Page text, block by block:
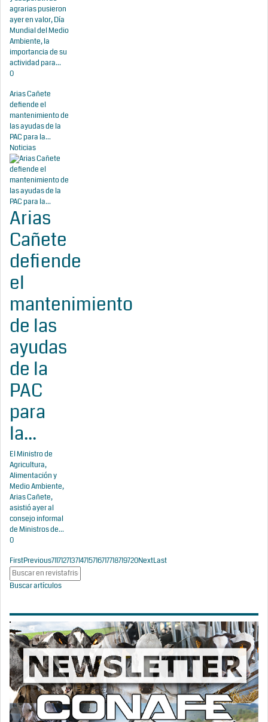
agrarias pusieron
ayer en valor, Día
Mundial del Medio
Ambiente, la
importancia de su
actividad para...
0
Arias Cañete
defiende el
mantenimiento de
las ayudas de la
PAC para la...
Noticias
Arias
Cañete
defiende
el
mantenimiento
de las
ayudas
de la
PAC
para
la...
El Ministro de
Agricultura,
Alimentación y
Medio Ambiente,
Arias Cañete,
asistió ayer al
consejo informal
de Ministros de...
0
FirstPrevious711712713714715716717718719720NextLast
Buscar artículos